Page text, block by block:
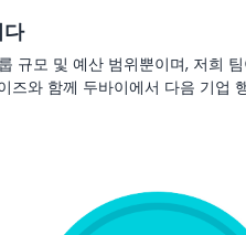
다
규모 및 예산 범위뿐이며, 저희
즈와 함께 두바이에서 다음 기업